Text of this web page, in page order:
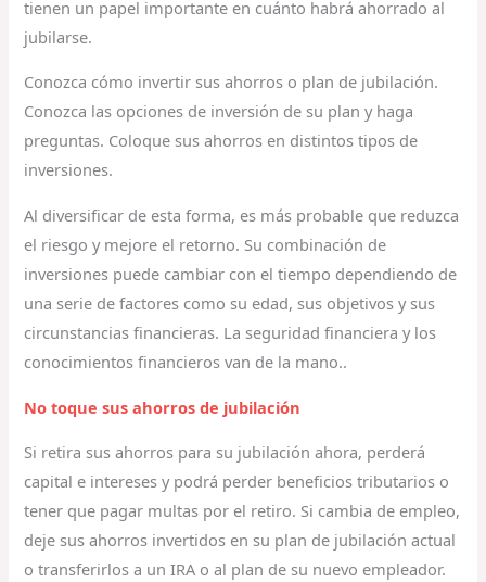
tienen un papel importante en cuánto habrá ahorrado al
jubilarse.
Conozca cómo invertir sus ahorros o plan de jubilación.
Conozca las opciones de inversión de su plan y haga
preguntas. Coloque sus ahorros en distintos tipos de
inversiones.
Al diversificar de esta forma, es más probable que reduzca
el riesgo y mejore el retorno. Su combinación de
inversiones puede cambiar con el tiempo dependiendo de
una serie de factores como su edad, sus objetivos y sus
circunstancias financieras. La seguridad financiera y los
conocimientos financieros van de la mano..
No toque sus ahorros de jubilación
Si retira sus ahorros para su jubilación ahora, perderá
capital e intereses y podrá perder beneficios tributarios o
tener que pagar multas por el retiro. Si cambia de empleo,
deje sus ahorros invertidos en su plan de jubilación actual
o transferirlos a un IRA o al plan de su nuevo empleador.